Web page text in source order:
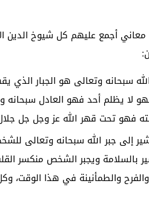
معاني أجمع عليهم كل شيوخ الدين
سبحانه وتعالى هو الجبار الذي
لا يظلم أحد فهو العادل سبحانه
فهو تحت قهر الله عز وجل جل
إلى جبر الله سبحانه وتعالى
بالسلامة ويجبر الشخص منكسر
والطمأنينة في هذا الوقت،